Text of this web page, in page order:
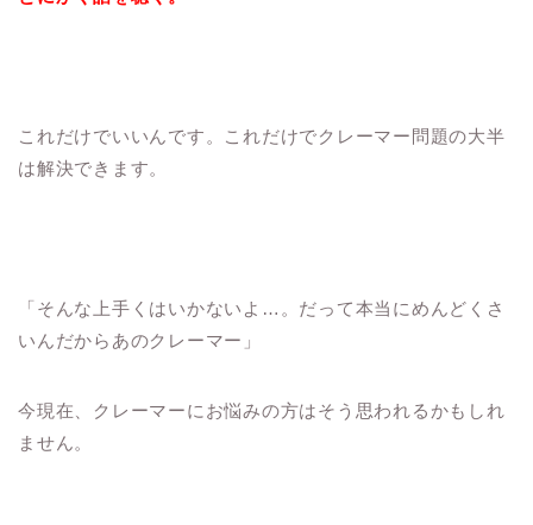
これだけでいいんです。これだけでクレーマー問題の大半
は解決できます。
「そんな上手くはいかないよ…。だって本当にめんどくさ
いんだからあのクレーマー」
今現在、クレーマーにお悩みの方はそう思われるかもしれ
ません。